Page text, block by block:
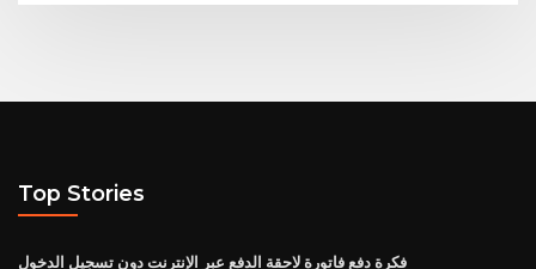
Top Stories
فكرة دفع فاتورة لاحقة الدفع عبر الإنترنت دون تسجيل الدخول